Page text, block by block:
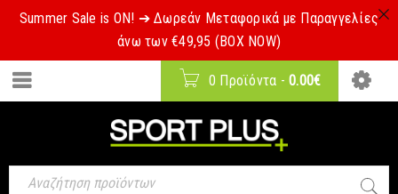
Summer Sale is ON! ➔ Δωρεάν Μεταφορικά με Παραγγελίες
άνω των €49,95 (BOX NOW)
0 Προϊόντα - 0.00€